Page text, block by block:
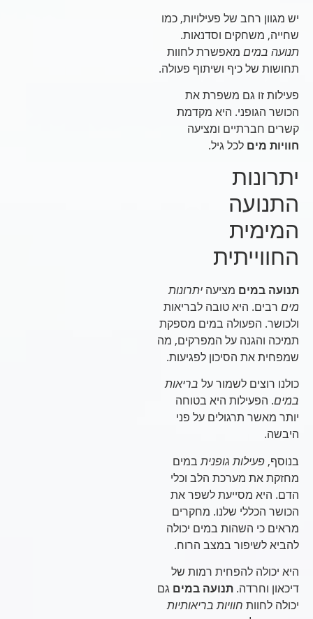
יש מגוון רחב של פעילויות, כמו
שחייה, משחקים וסדנאות.
תנועה במיםמאפשרת לחוות
תחושות של כיף ושיתוף פעולה.
פעילות זו גם משפרת את
הכושר הגופני. היא מקדמת
קשרים חברתיים ומציעה
חוויות מיםלכל גיל.
יתרונות
התנועה
המימית
החווייתית
תנועה במיםמציעהיתרונות
מיםרבים. היא טובה לבריאות
ולכושר. הפעולה במים מספקת
תמיכה והגנה על המפרקים, מה
שמפחית את הסיכון לפגיעות.
כולנו רוצים לשמור עלבריאות
במים. הפעילות היא בטוחה
יותר מאשר תרגולים על פני
היבשה.
בנוסף,פעילות גופניתבמים
מחזקת את מערכת הלב וכלי
הדם. היא מסייעת לשפר את
הכושר הכללי שלנו. מחקרים
מראים כי השהות במים יכולה
להביא לשיפור במצב הרוח.
היא יכולה להפחית רמות של
דיכאון וחרדה.תנועה במיםגם
יכולה לחוותחוויות בריאותיות